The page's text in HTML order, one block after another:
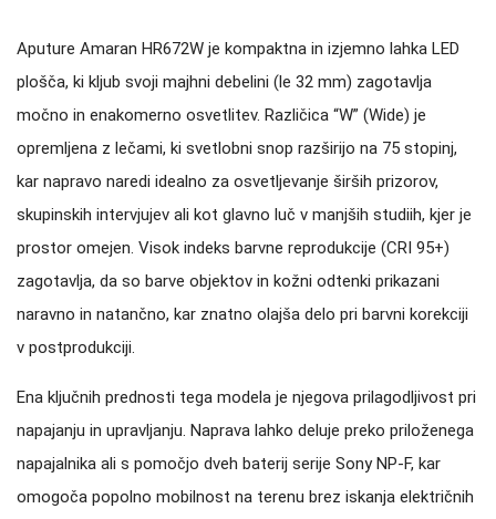
Aputure Amaran HR672W je kompaktna in izjemno lahka LED
plošča, ki kljub svoji majhni debelini (le 32 mm) zagotavlja
močno in enakomerno osvetlitev. Različica “W” (Wide) je
opremljena z lečami, ki svetlobni snop razširijo na 75 stopinj,
kar napravo naredi idealno za osvetljevanje širših prizorov,
skupinskih intervjujev ali kot glavno luč v manjših studiih, kjer je
prostor omejen. Visok indeks barvne reprodukcije (CRI 95+)
zagotavlja, da so barve objektov in kožni odtenki prikazani
naravno in natančno, kar znatno olajša delo pri barvni korekciji
v postprodukciji.
Ena ključnih prednosti tega modela je njegova prilagodljivost pri
napajanju in upravljanju. Naprava lahko deluje preko priloženega
napajalnika ali s pomočjo dveh baterij serije Sony NP-F, kar
omogoča popolno mobilnost na terenu brez iskanja električnih